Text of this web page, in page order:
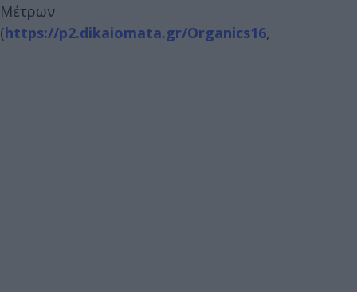
Μέτρων
(https://p2.dikaiomata.gr/Organics16,